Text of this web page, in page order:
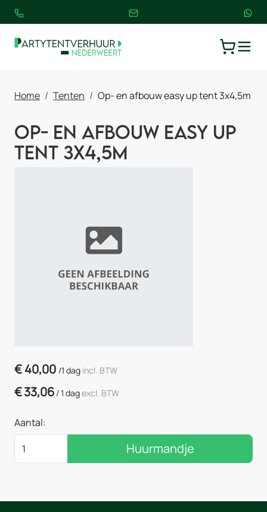
Home Tenten Op- en afbouw easy up tent 3x4,5m
Op- en afbouw easy up
tent 3x4,5m
€40,00 /1 dag incl. BTW
€33,06 /1 dagexcl. BTW
Aantal:
Huurmandje